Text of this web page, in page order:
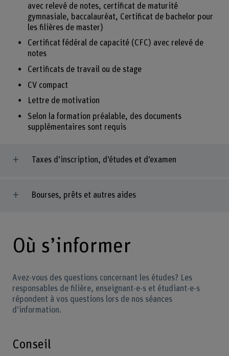
avec relevé de notes, certificat de maturité
gymnasiale, baccalauréat, Certificat de bachelor pour
les filières de master)
Certificat fédéral de capacité (CFC) avec relevé de
notes
Certificats de travail ou de stage
CV compact
Lettre de motivation
Selon la formation préalable, des documents
supplémentaires sont requis
Taxes d’inscription, d’études et d’examen
Bourses, prêts et autres aides
Où s’informer
Avez-vous des questions concernant les études? Les
responsables de filière, enseignant-e-s et étudiant-e-s
répondent à vos questions lors de nos séances
d’information.
Conseil